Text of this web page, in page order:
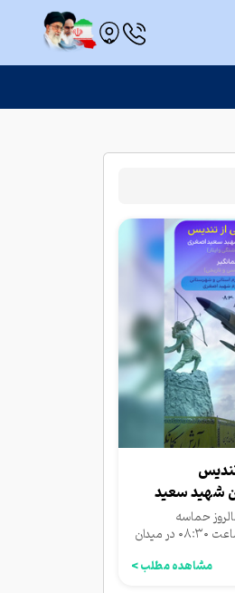
شهید سعید
سالروز حماسه
آزادسازی خرمشهر، ساعت ۰۸:۳۰ در میدان
حضور...
مشاهده مطلب >